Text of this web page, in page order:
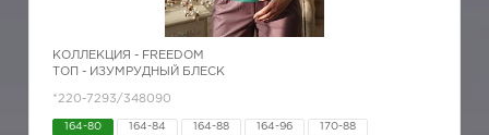
КОЛЛЕКЦИЯ - FREEDOM
ТОП - ИЗУМРУДНЫЙ БЛЕСК
*220-7293/348090
164-80 164-84 164-88 164-96 170-88